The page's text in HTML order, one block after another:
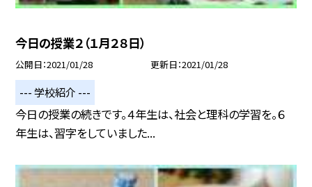
今日の授業２（１月２８日）
公開日 2021/01/28 更新日 2021/01/28
--- 学校紹介 ---
今日の授業の続きです。４年生は、社会と理科の学習を。６
年生は、習字をしていました...